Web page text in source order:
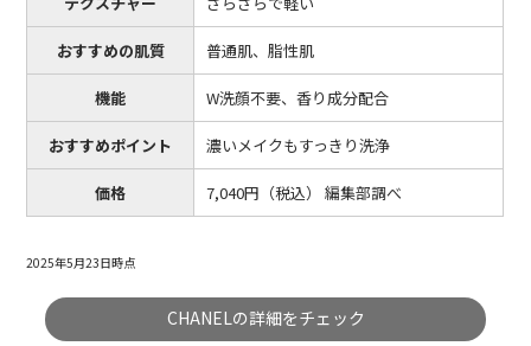
おすすめの肌質 普通肌、脂性肌
機能 W洗顔不要、香り成分配合
おすすめポイント 濃いメイクもすっきり洗浄
価格 7,040円（税込） 編集部調べ
2025年5月23日時点
CHANELの詳細をチェック